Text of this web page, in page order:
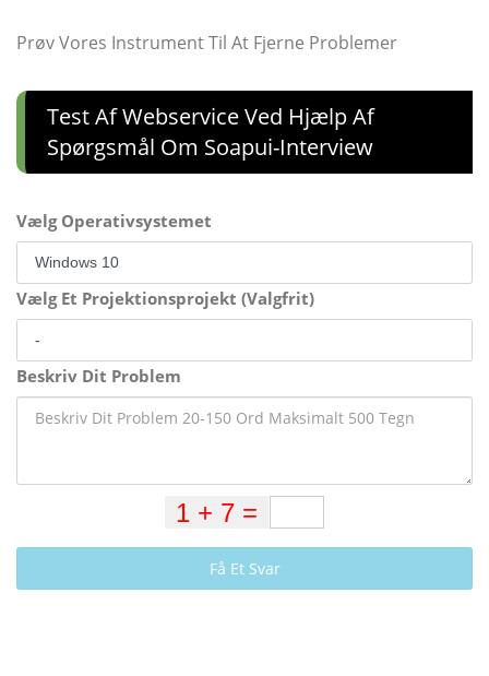
Prøv Vores Instrument Til At Fjerne Problemer
Test Af Webservice Ved Hjælp Af
Spørgsmål Om Soapui-Interview
Vælg Operativsystemet
Vælg Et Projektionsprojekt (Valgfrit)
Beskriv Dit Problem
Få Et Svar